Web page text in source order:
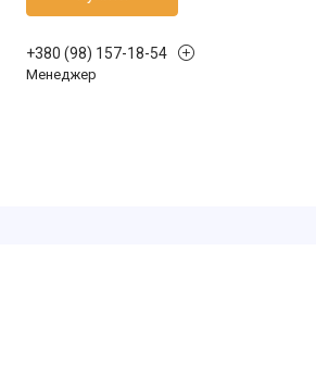
+380 (98) 157-18-54
Менеджер